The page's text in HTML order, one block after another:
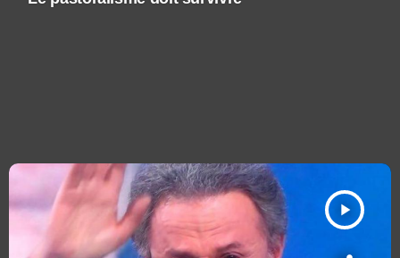
play_arrow